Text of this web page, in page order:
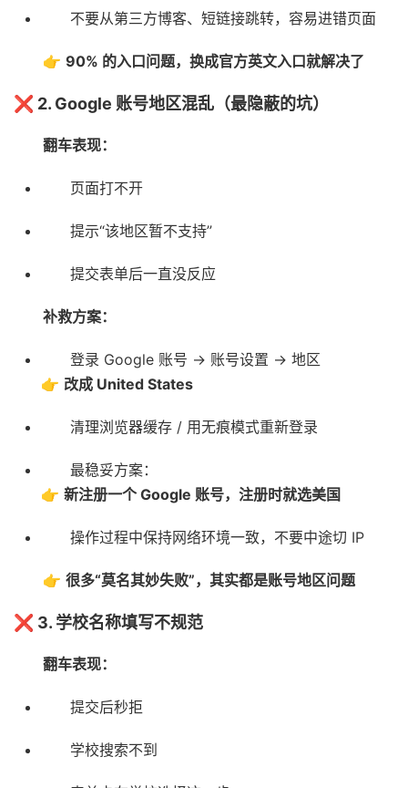
不要从第三方博客、短链接跳转，容易进错页面
👉 90% 的入口问题，换成官方英文入口就解决了
❌ 2. Google 账号地区混乱（最隐蔽的坑）
翻车表现：
页面打不开
提示“该地区暂不支持”
提交表单后一直没反应
补救方案：
登录 Google 账号 → 账号设置 → 地区
👉 改成 United States
清理浏览器缓存 / 用无痕模式重新登录
最稳妥方案：
👉 新注册一个 Google 账号，注册时就选美国
操作过程中保持网络环境一致，不要中途切 IP
👉 很多“莫名其妙失败”，其实都是账号地区问题
❌ 3. 学校名称填写不规范
翻车表现：
提交后秒拒
学校搜索不到